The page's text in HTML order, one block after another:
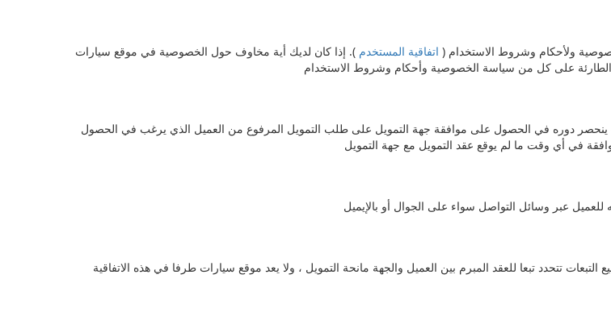
ولأحكام وشروط الاستخدام ( اتفاقية المستخدم ). إذا كان لديك أية مخاوف حول الخصوصية في موقع سيارات
ينحصر دوره في الحصول على موافقة جهة التمويل على طلب التمويل المرفوع من العميل الذي يرغب في الحصول